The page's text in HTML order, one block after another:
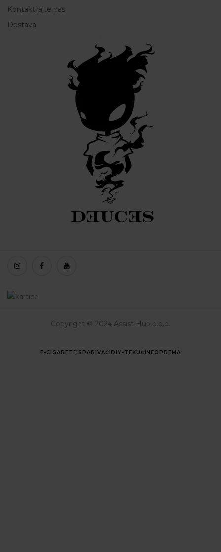
Kontaktirajte nas
Dostava
Copyright © 2024 Assist Hub d.o.o.
E-CIGARETEISPARIVAČI DIY-TEKUĆINEOPREMA